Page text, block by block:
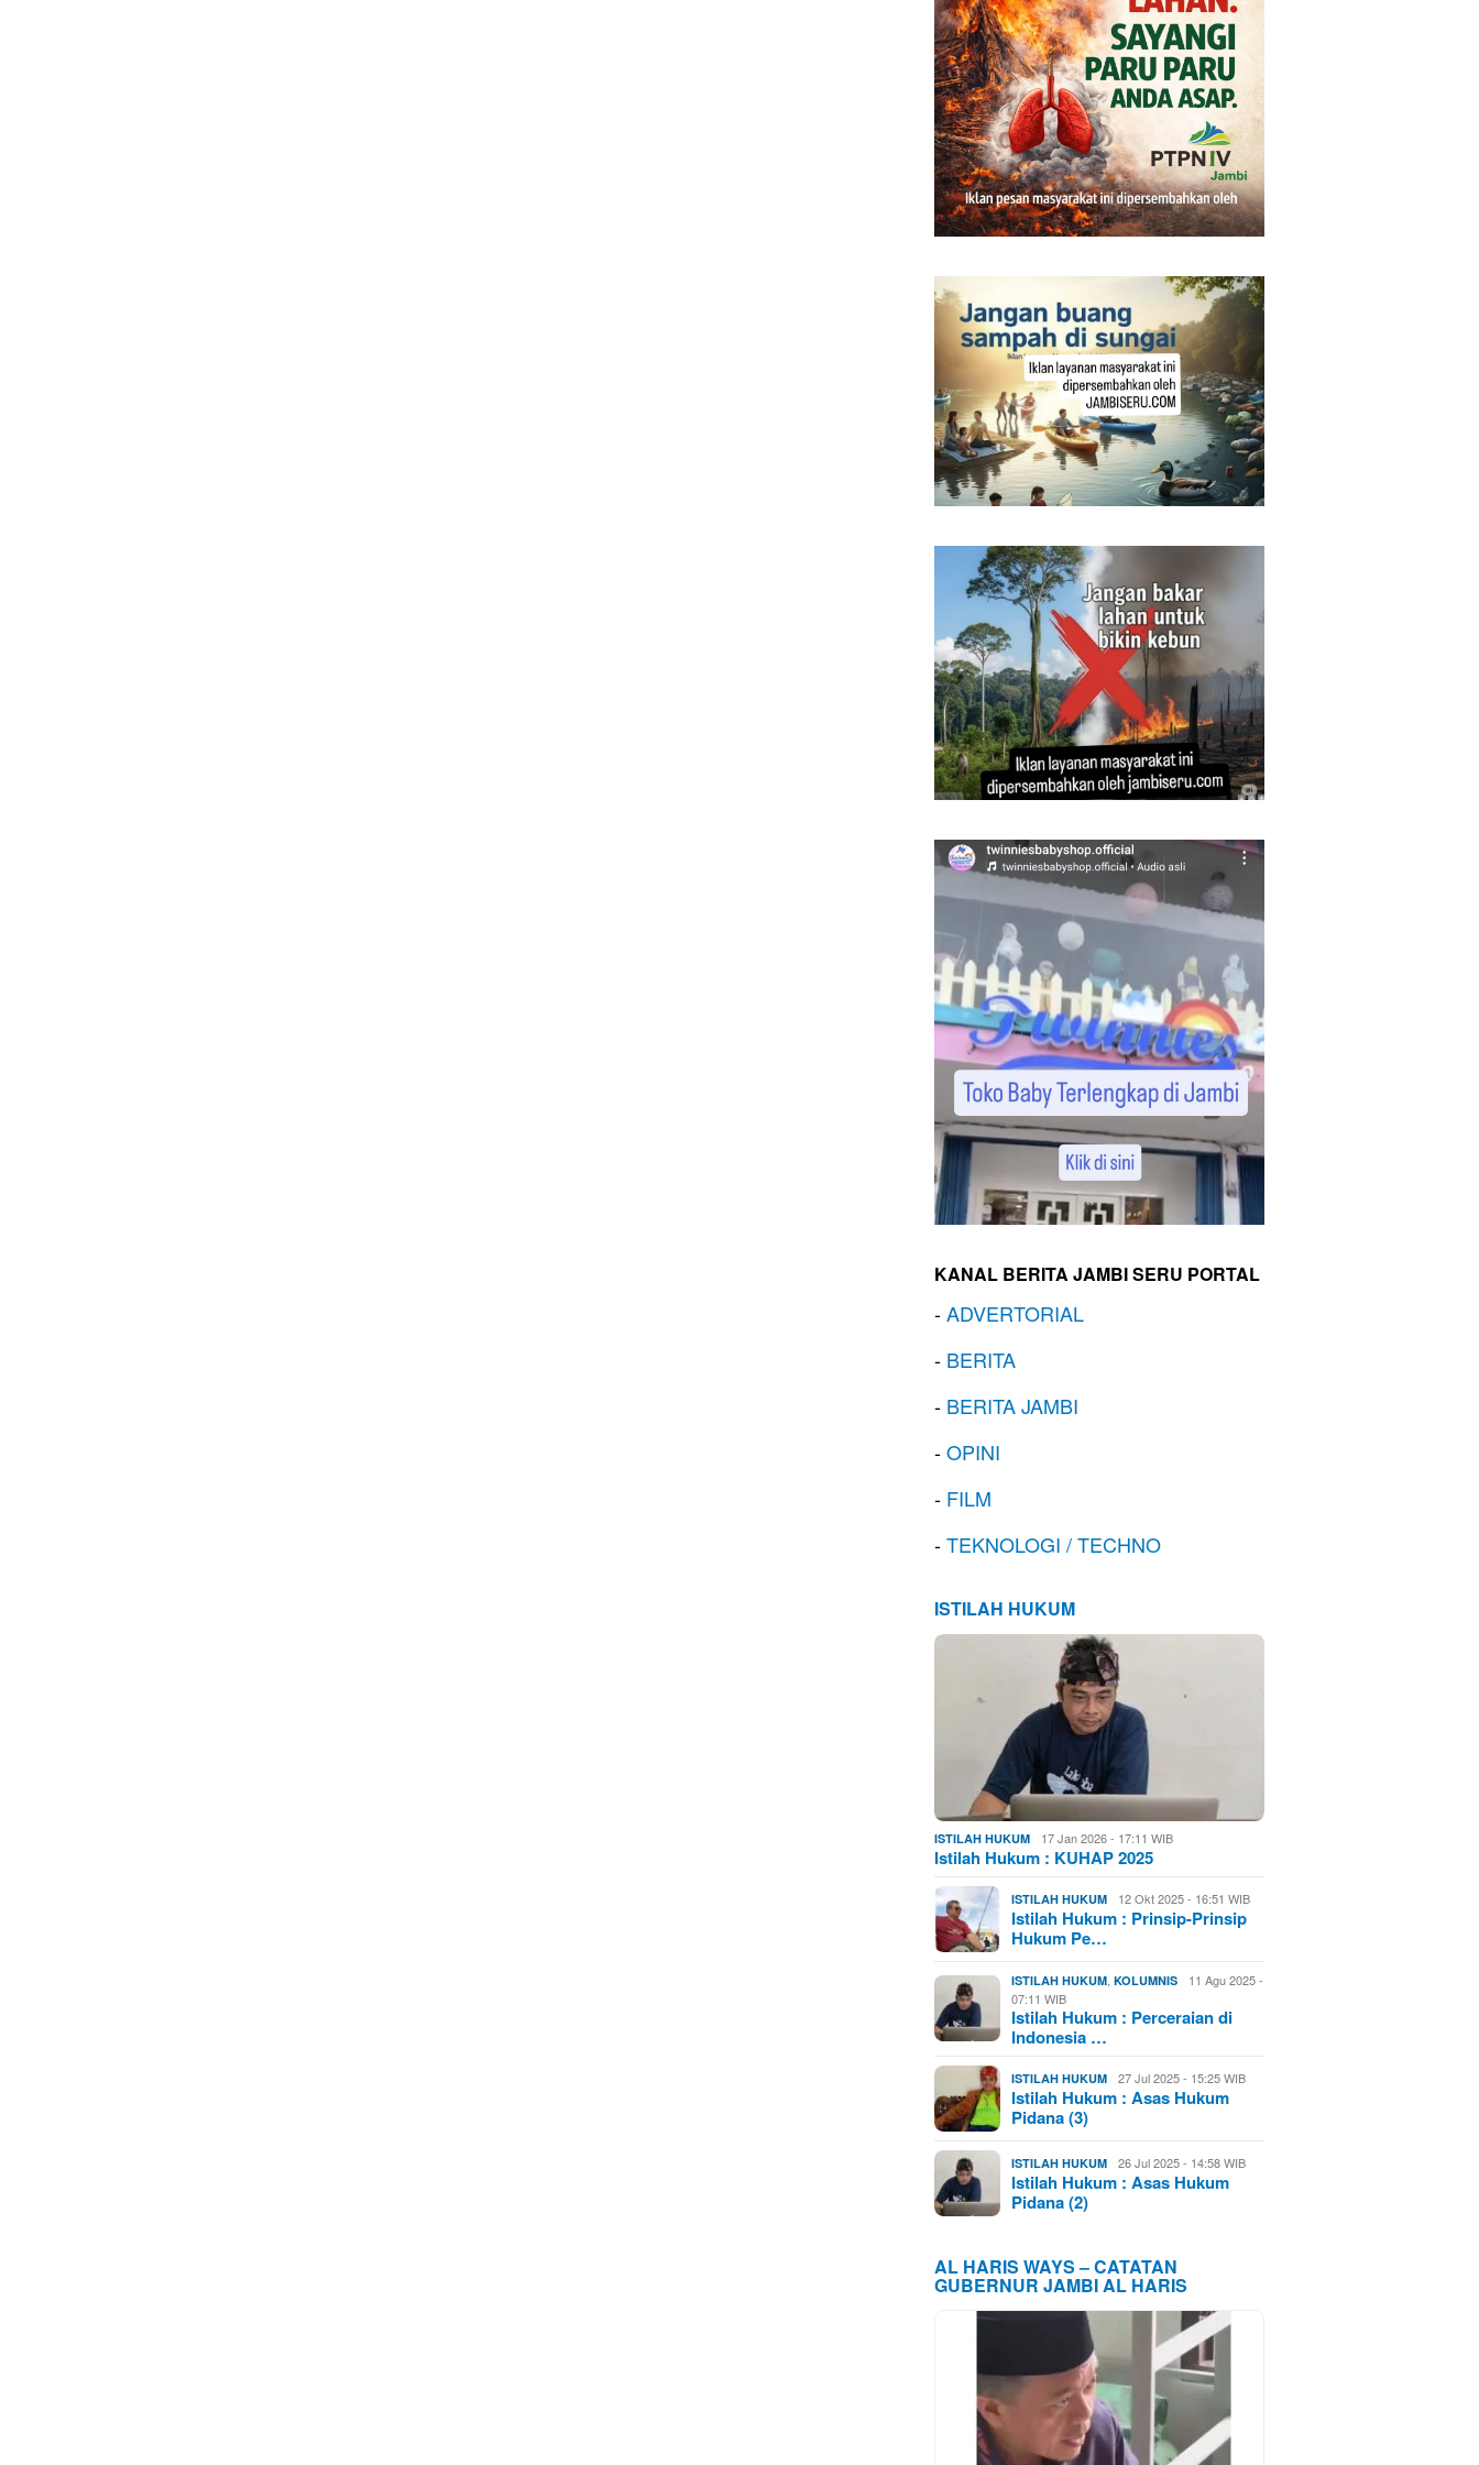
KANAL BERITA JAMBI SERU PORTAL
-ADVERTORIAL
- BERITA
- BERITA JAMBI
-OPINI
- FILM
-TEKNOLOGI / TECHNO
ISTILAH HUKUM
ISTILAH HUKUM 17 Jan 2026 - 17:11 WIB
Istilah Hukum : KUHAP 2025
ISTILAH HUKUM 12 Okt 2025 - 16:51 WIB
Istilah Hukum : Prinsip-Prinsip
Hukum Pe…
ISTILAH HUKUM ,KOLUMNIS
11 Agu 2025 -
07:11 WIB
Istilah Hukum : Perceraian di
Indonesia …
ISTILAH HUKUM 27 Jul 2025 - 15:25 WIB
Istilah Hukum : Asas Hukum
Pidana (3)
ISTILAH HUKUM 26 Jul 2025 - 14:58 WIB
Istilah Hukum : Asas Hukum
Pidana (2)
AL HARIS WAYS – CATATAN
GUBERNUR JAMBI AL HARIS